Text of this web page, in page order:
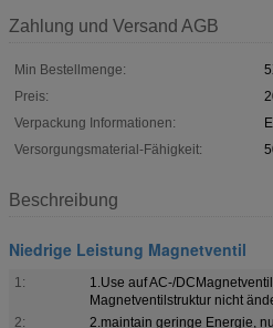
Zahlung und Versand AGB
Min Bestellmenge:
Preis:
Verpackung Informationen:
Versorgungsmaterial-Fähigkeit:
Beschreibung
Niedrige Leistung Magnetventil
1:
1.Use auf AC-/
Magnetventilstruktur nicht
2:
2.maintain geringe Energie,